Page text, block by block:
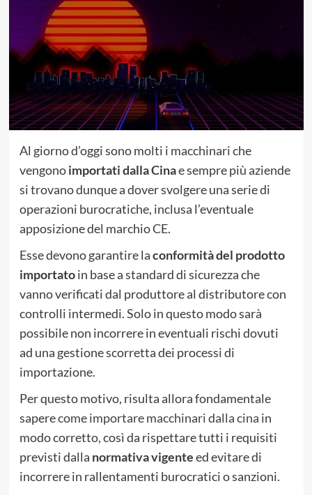
Al giorno d’oggi sono molti i macchinari che
vengonoimportati dalla Cinae sempre più aziende
si trovano dunque a dover svolgere una serie di
operazioni burocratiche, inclusa l’eventuale
apposizione del marchio CE.
Esse devono garantire laconformità del prodotto
importatoin base a standard di sicurezza che
vanno verificati dal produttore al distributore con
controlli intermedi. Solo in questo modo sarà
possibile non incorrere in eventuali rischi dovuti
ad una gestione scorretta dei processi di
importazione.
Per questo motivo, risulta allora fondamentale
saperecome importare macchinari dalla cina in
modo corretto, così da rispettare tutti i requisiti
previsti dalla normativa vigenteed evitare di
incorrere in rallentamenti burocratici o sanzioni.